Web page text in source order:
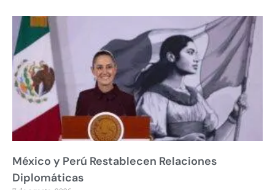
México y Perú Restablecen Relaciones
Diplomáticas